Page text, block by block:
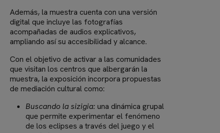
Además, la muestra cuenta con una versión
digital que incluye las fotografías
acompañadas de audios explicativos,
ampliando así su accesibilidad y alcance.
Con el objetivo de activar a las comunidades
que visitan los centros que albergarán la
muestra, la exposición incorpora propuestas
de mediación cultural como:
Buscando la sizigia: una dinámica grupal
que permite experimentar el fenómeno
de los eclipses a través del juego y el